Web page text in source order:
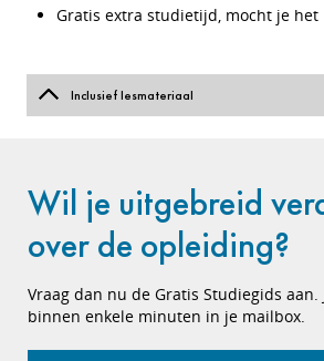
Gratis extra studietijd, mocht je
Inclusief lesmateriaal
Wil je uitgebreid
over de opleiding?
Vraag dan nu de Gratis Studiegids aan.
binnen enkele minuten in je mailbox.